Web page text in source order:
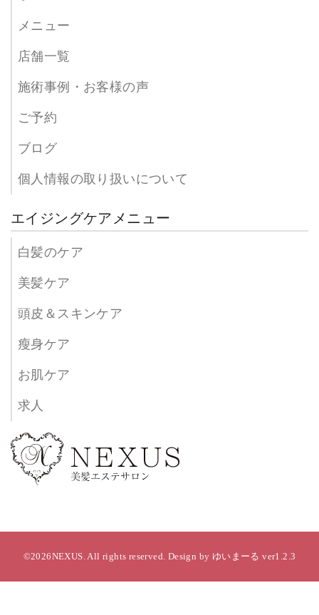
メニュー
店舗一覧
施術事例・お客様の声
ご予約
ブログ
個人情報の取り扱いについて
エイジングケアメニュー
白髪のケア
美髪ケア
頭皮＆スキンケア
瘦身ケア
お肌ケア
求人
©2026NEXUS. All rights reserved. Design by ゆいまーる ver1.2.3